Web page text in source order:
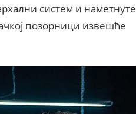
систем и наметнуте
позорници извешће